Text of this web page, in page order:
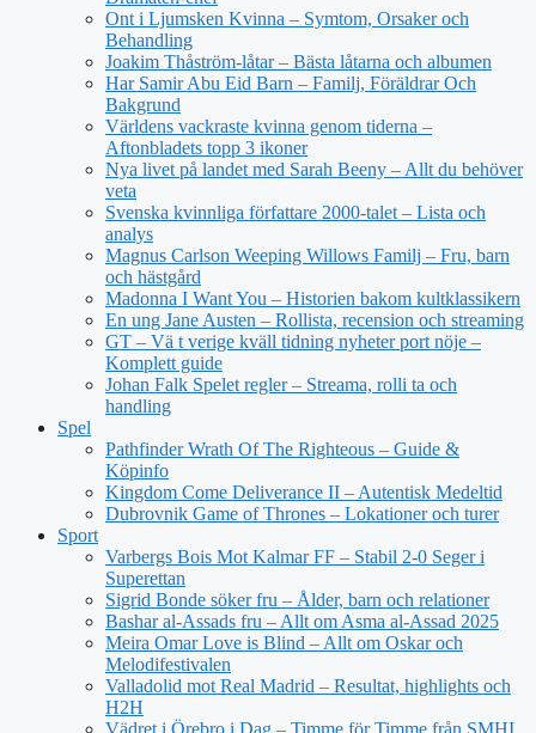
Ont i Ljumsken Kvinna – Symtom, Orsaker och
Behandling
Joakim Thåström-låtar – Bästa låtarna och albumen
Har Samir Abu Eid Barn – Familj, Föräldrar Och
Bakgrund
Världens vackraste kvinna genom tiderna –
Aftonbladets topp 3 ikoner
Nya livet på landet med Sarah Beeny – Allt du behöver
veta
Svenska kvinnliga författare 2000-talet – Lista och
analys
Magnus Carlson Weeping Willows Familj – Fru, barn
och hästgård
Madonna I Want You – Historien bakom kultklassikern
En ung Jane Austen – Rollista, recension och streaming
GT – Vä t verige kväll tidning nyheter port nöje –
Komplett guide
Johan Falk Spelet regler – Streama, rolli ta och
handling
Spel
Pathfinder Wrath Of The Righteous – Guide &
Köpinfo
Kingdom Come Deliverance II – Autentisk Medeltid
Dubrovnik Game of Thrones – Lokationer och turer
Sport
Varbergs Bois Mot Kalmar FF – Stabil 2-0 Seger i
Superettan
Sigrid Bonde söker fru – Ålder, barn och relationer
Bashar al-Assads fru – Allt om Asma al-Assad 2025
Meira Omar Love is Blind – Allt om Oskar och
Melodifestivalen
Valladolid mot Real Madrid – Resultat, highlights och
H2H
Vädret i Örebro i Dag – Timme för Timme från SMHI